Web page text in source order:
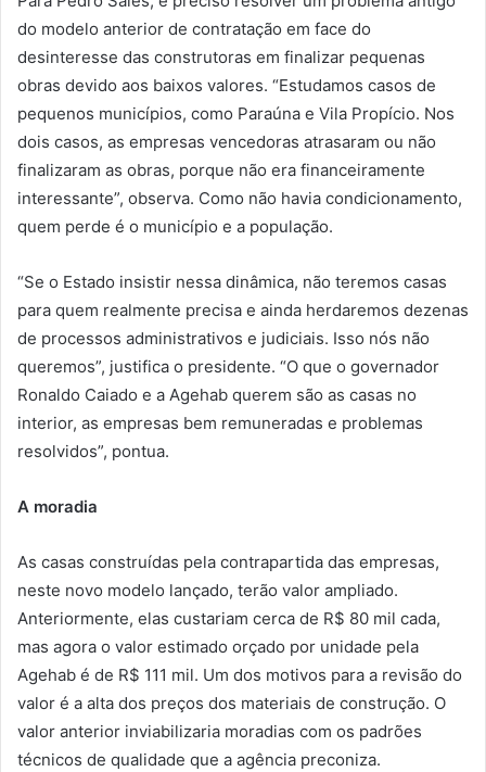
do modelo anterior de contratação em face do
desinteresse das construtoras em finalizar pequenas
obras devido aos baixos valores. “Estudamos casos de
pequenos municípios, como Paraúna e Vila Propício. Nos
dois casos, as empresas vencedoras atrasaram ou não
finalizaram as obras, porque não era financeiramente
interessante”, observa. Como não havia condicionamento,
quem perde é o município e a população.
“Se o Estado insistir nessa dinâmica, não teremos casas
para quem realmente precisa e ainda herdaremos dezenas
de processos administrativos e judiciais. Isso nós não
queremos”, justifica o presidente. “O que o governador
Ronaldo Caiado e a Agehab querem são as casas no
interior, as empresas bem remuneradas e problemas
resolvidos”, pontua.
A moradia
As casas construídas pela contrapartida das empresas,
neste novo modelo lançado, terão valor ampliado.
Anteriormente, elas custariam cerca de R$ 80 mil cada,
mas agora o valor estimado orçado por unidade pela
Agehab é de R$ 111 mil. Um dos motivos para a revisão do
valor é a alta dos preços dos materiais de construção. O
valor anterior inviabilizaria moradias com os padrões
técnicos de qualidade que a agência preconiza.